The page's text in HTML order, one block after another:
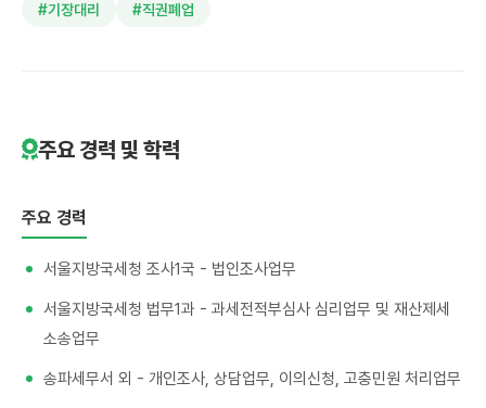
#기장대리 #직권폐업
주요 경력 및 학력
주요 경력
서울지방국세청 조사1국 - 법인조사업무
서울지방국세청 법무1과 - 과세전적부심사 심리업무 및 재산제세
소송업무
송파세무서 외 - 개인조사, 상담업무, 이의신청, 고충민원 처리업무